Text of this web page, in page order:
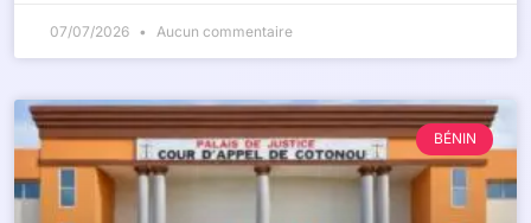
07/07/2026 Aucun commentaire
BÉNIN